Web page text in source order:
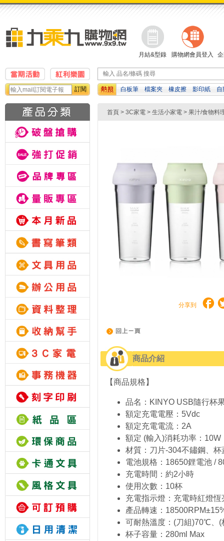
月結&型錄 購物網會員登入
訂閱 白板筆 檔案夾 橡皮擦 影印紙
自
首頁 > 3C家電 > 生活小家電 > 果汁/食物料
分享到
商品介紹
【商品規格】
品名：KINYO USB隨行杯
額定充電電壓：5Vdc
額定充電電流：2A
額定 (輸入)消耗功率：10W
材質：刀片-304不鏽鋼、
電池規格：18650鋰電池 /
充電時間：約2小時
使用次數：10杯
充電指示燈：充電時紅燈
產品轉速：
可耐熱溫度：(刀組)70℃
杯子容量：280ml Max